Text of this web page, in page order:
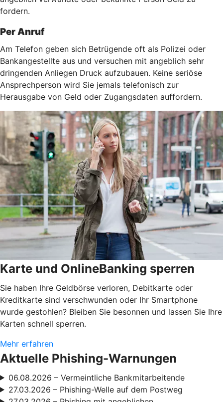
fordern.
Per Anruf
Am Telefon geben sich Betrügende oft als Polizei oder
Bankangestellte aus und versuchen mit angeblich sehr
dringenden Anliegen Druck aufzubauen. Keine seriöse
Ansprechperson wird Sie jemals telefonisch zur
Herausgabe von Geld oder Zugangsdaten auffordern.
Karte und OnlineBanking sperren
Sie haben Ihre Geldbörse verloren, Debitkarte oder
Kreditkarte sind verschwunden oder Ihr Smartphone
wurde gestohlen? Bleiben Sie besonnen und lassen Sie Ihre
Karten schnell sperren.
Mehr erfahren
Aktuelle Phishing-Warnungen
06.08.2026 – Vermeintliche Bankmitarbeitende
27.03.2026 – Phishing-Welle auf dem Postweg